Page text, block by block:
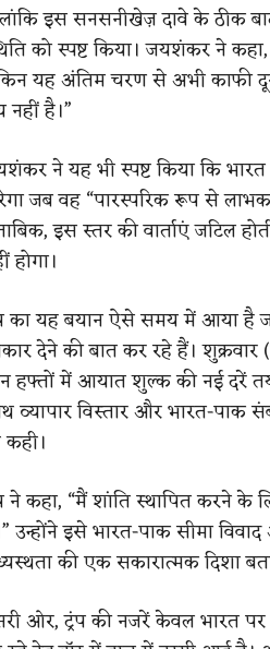
इस सनसनीखेज़ दावे के ठीक
को स्पष्ट किया। जयशंकर ने
यह अंतिम चरण से अभी काफी
नहीं है।”
ने यह भी स्पष्ट किया कि
जब वह “पारस्परिक रूप से
इस स्तर की वार्ताएं जटिल
होगा।
का यह बयान ऐसे समय में आया है
देने की बात कर रहे हैं। शुक्रवार
हफ्तों में आयात शुल्क की नई दरें
व्यापार विस्तार और भारत-पाक
ने कहा, “मैं शांति स्थापित करने के
उन्होंने इसे भारत-पाक सीमा
की एक सकारात्मक दिशा
ओर, ट्रंप की नजरें केवल भारत